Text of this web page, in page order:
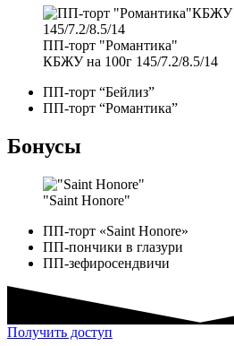
ПП-торт "Романтика"
КБЖУ на 100г 145/7.2/8.5/14
ПП-торт “Бейлиз”
ПП-торт “Романтика”
Бонусы
"Saint Honore"
ПП-торт «Saint Honore»
ПП-пончики в глазури
ПП-зефиросендвичи
Получить доступ